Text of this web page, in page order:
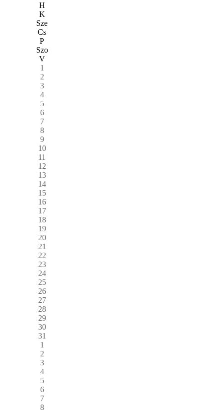
H
K
Sze
Cs
P
Szo
V
1
2
3
4
5
6
7
8
9
10
11
12
13
14
15
16
17
18
19
20
21
22
23
24
25
26
27
28
29
30
31
1
2
3
4
5
6
7
8